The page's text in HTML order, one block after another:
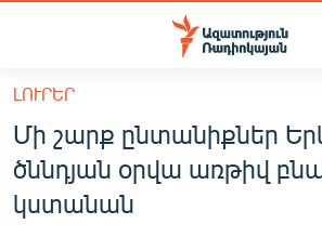
Մատչելիության
հիմնական
բովանդակությանը
Անցնել
հիմնական
մենյուին
ՀԱՅԱՍՏԱՆ
ՔԱՂԱՔԱԿԱՆ
ԼՈՒՐԵՐ
Մի շարք ընտանիքներ
ծննդյան օրվա առթիվ
կստանան